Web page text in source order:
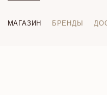
МАГАЗИН БРЕНДЫ